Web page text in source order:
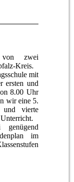
zwei
Kreis.
mit
ersten und
8.00 Uhr
wir eine 5.
vierte
im